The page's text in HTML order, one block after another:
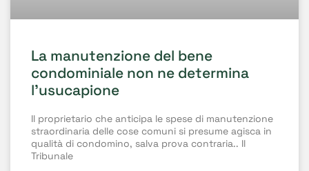
La manutenzione del bene
condominiale non ne determina
l’usucapione
Il proprietario che anticipa le spese di manutenzione
straordinaria delle cose comuni si presume agisca in
qualità di condomino, salva prova contraria.. Il
Tribunale